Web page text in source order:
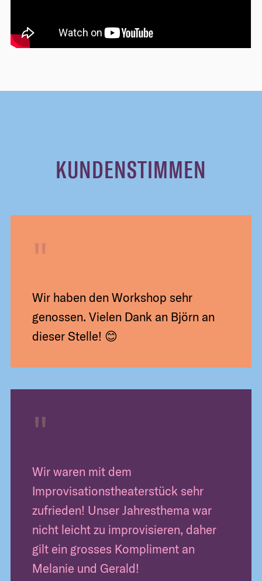
KUNDENSTIMMEN
"
Wir haben den Workshop sehr
genossen. Vielen Dank an Björn an
dieser Stelle! 😊
"
Wir waren mit dem
Improvisationstheaterstück sehr
zufrieden! Unser Jahresthema war
nicht leicht zu improvisieren, daher
gilt ein grosses Kompliment an
Melanie und Gerald!